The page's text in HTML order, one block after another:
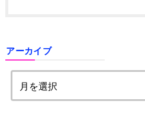
アーカイブ